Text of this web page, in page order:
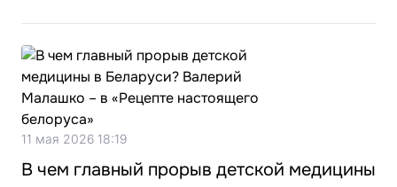
11 мая 2026 18:19
В чем главный прорыв детской медицины